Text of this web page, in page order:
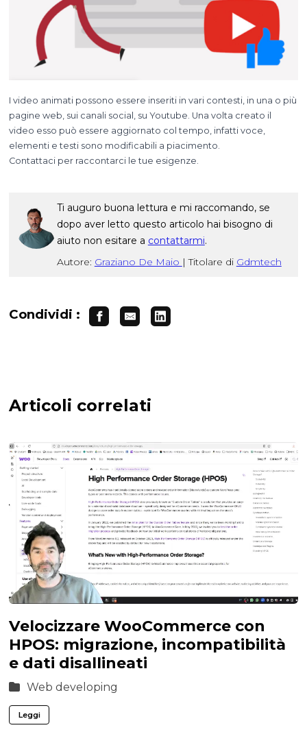
I video animati possono essere inseriti in vari contesti, in una o più
pagine web, sui canali social, su Youtube. Una volta creato il
video esso può essere aggiornato col tempo, infatti voce,
elementi e testi sono modificabili a piacimento.
Contattaci per raccontarci le tue esigenze.
Ti auguro buona lettura e mi raccomando, se
dopo aver letto questo articolo hai bisogno di
aiuto non esitare a contattarmi.
Autore: Graziano De Maio | Titolare di Gdmtech
Condividi :
Articoli correlati
Velocizzare WooCommerce con
HPOS: migrazione, incompatibilità
e dati disallineati
Web developing
Leggi